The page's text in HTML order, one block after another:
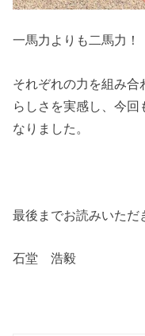
一馬力よりも二馬力！
それぞれの力を組み
らしさを実感し、今回
なりました。
最後までお読みいただ
石堂 浩毅